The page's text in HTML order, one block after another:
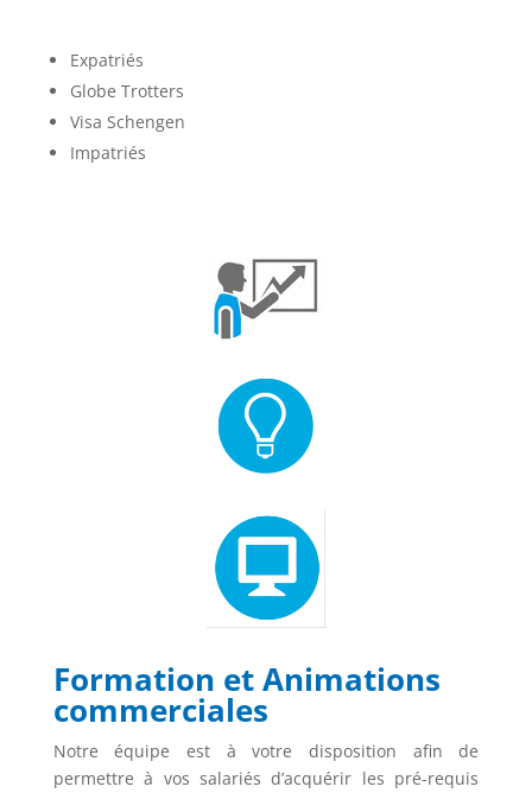
Expatriés
Globe Trotters
Visa Schengen
Impatriés
Formation et Animations
commerciales
Notre équipe est à votre disposition afin de
permettre à vos salariés d’acquérir les pré-requis